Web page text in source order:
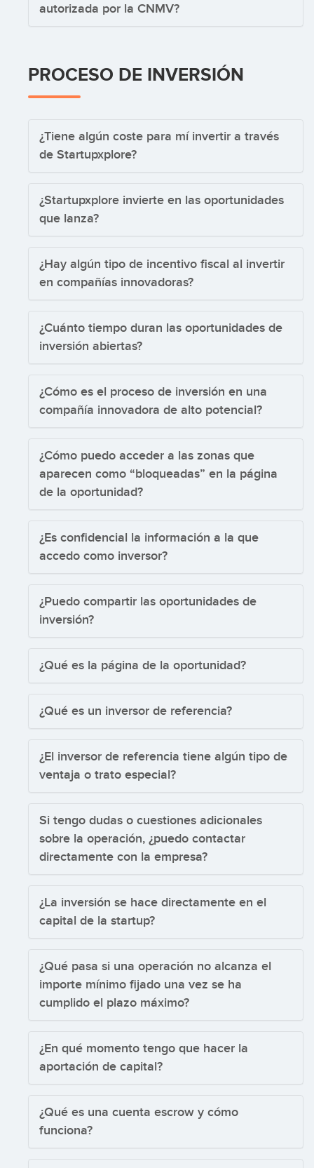
autorizada por la CNMV?
PROCESO DE INVERSIÓN
¿Tiene algún coste para mí invertir a través
de Startupxplore?
¿Startupxplore invierte en las oportunidades
que lanza?
¿Hay algún tipo de incentivo fiscal al invertir
en compañías innovadoras?
¿Cuánto tiempo duran las oportunidades de
inversión abiertas?
¿Cómo es el proceso de inversión en una
compañía innovadora de alto potencial?
¿Cómo puedo acceder a las zonas que
aparecen como “bloqueadas” en la página
de la oportunidad?
¿Es confidencial la información a la que
accedo como inversor?
¿Puedo compartir las oportunidades de
inversión?
¿Qué es la página de la oportunidad?
¿Qué es un inversor de referencia?
¿El inversor de referencia tiene algún tipo de
ventaja o trato especial?
Si tengo dudas o cuestiones adicionales
sobre la operación, ¿puedo contactar
directamente con la empresa?
¿La inversión se hace directamente en el
capital de la startup?
¿Qué pasa si una operación no alcanza el
importe mínimo fijado una vez se ha
cumplido el plazo máximo?
¿En qué momento tengo que hacer la
aportación de capital?
¿Qué es una cuenta escrow y cómo
funciona?